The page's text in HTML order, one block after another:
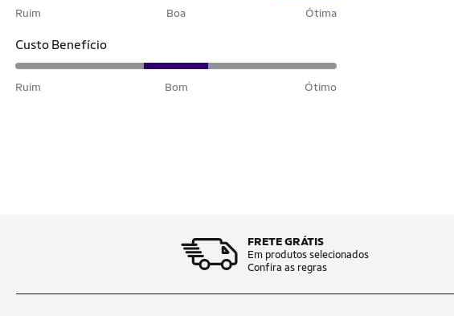
Ruim Boa Ótima
Custo Benefício
Ruim Bom Ótimo
FRETE GRÁTIS
Em produtos selecionados
Confira as regras